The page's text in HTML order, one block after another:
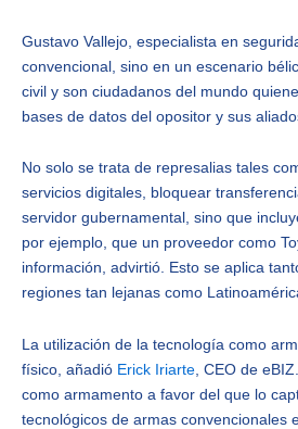
Gustavo Vallejo, especialista en
convencional, sino en un escenario
civil y son ciudadanos del mundo
bases de datos del opositor y sus
No solo se trata de represalias tales
servicios digitales, bloquear
servidor gubernamental, sino que
por ejemplo, que un proveedor como
información, advirtió. Esto se aplica
regiones tan lejanas como
La utilización de la tecnología como
físico, añadió Erick Iriarte , CEO de
como armamento a favor del que lo
tecnológicos de armas convencionales